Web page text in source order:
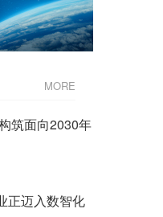
MORE
筑面向2030年
正迈入数智化